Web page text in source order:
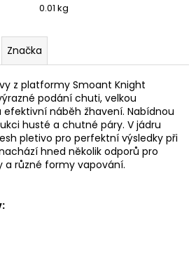
0.01 kg
Značka
z platformy Smoant Knight
podání chuti, velkou
náběh žhavení. Nabídnou
husté a chutné páry. V jádru
pletivo pro perfektní výsledky při
hned několik odporů pro
a různé formy vapování.